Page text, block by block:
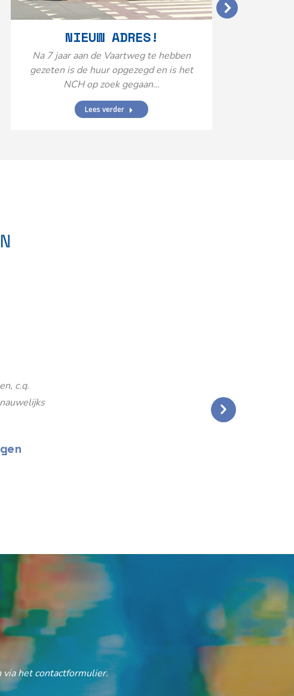
NIEUW ADRES!
Na 7 jaar aan de Vaartweg te hebben
gezeten is de huur opgezegd en is het
NCH op zoek gegaan…
Lees verder
c.q.
via het contactformulier.